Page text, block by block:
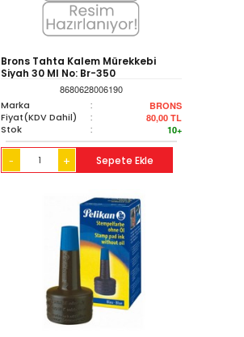
Brons Tahta Kalem Mürekkebi
Siyah 30 Ml No: Br-350
8680628006190
Marka
: BRONS
Fiyat(KDV Dahil) : 80,00 TL
Stok : 10+
- + Sepete Ekle